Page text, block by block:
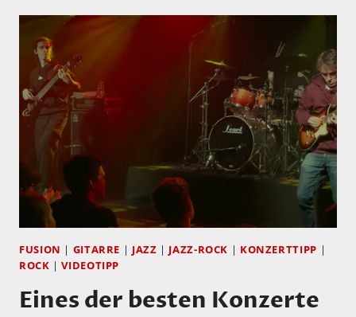
FUSION | GITARRE | JAZZ | JAZZ-ROCK | KONZERTTIPP |
ROCK |VIDEOTIPP
Eines der besten Konzerte